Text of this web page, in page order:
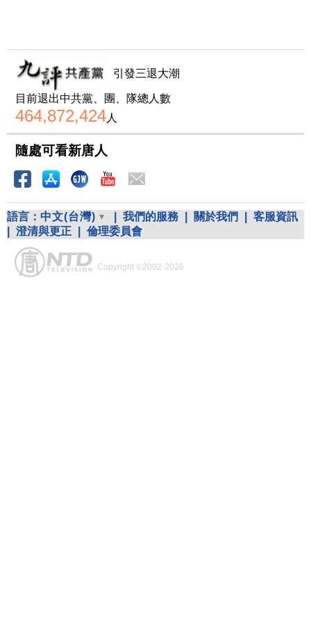
引發三退大潮
目前退出中共黨、團、隊總人數
464,872,424人
隨處可看新唐人
語言： 中文(台灣) 我們的服務 關於我們
客服資訊
澄清與更正 倫理委員會
Copyright ©2002-2026